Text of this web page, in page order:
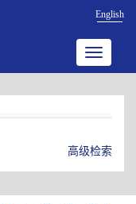
English
Toggle
高级检索